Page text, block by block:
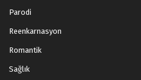
Parodi
Reenkarnasyon
Romantik
Sağlık